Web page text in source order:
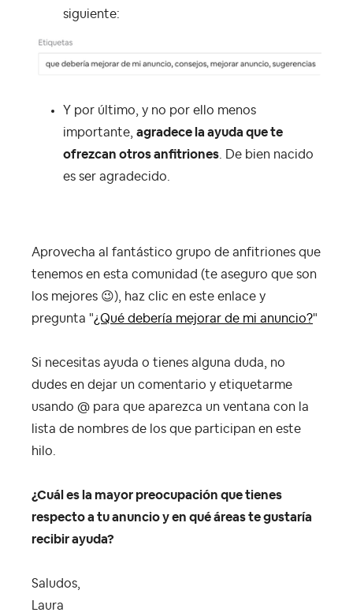
siguiente:
Y por último, y no por ello menos
importante, agradece la ayuda que te
ofrezcan otros anfitriones. De bien nacido
es ser agradecido.
Aprovecha al fantástico grupo de anfitriones que
tenemos en esta comunidad (te aseguro que son
los mejores 😉), haz clic en este enlace y
pregunta "¿Qué debería mejorar de mi anuncio?"
Si necesitas ayuda o tienes alguna duda, no
dudes en dejar un comentario y etiquetarme
usando @ para que aparezca un ventana con la
lista de nombres de los que participan en este
hilo.
¿Cuál es la mayor preocupación que tienes
respecto a tu anuncio y en qué áreas te gustaría
recibir ayuda?
Saludos,
Laura